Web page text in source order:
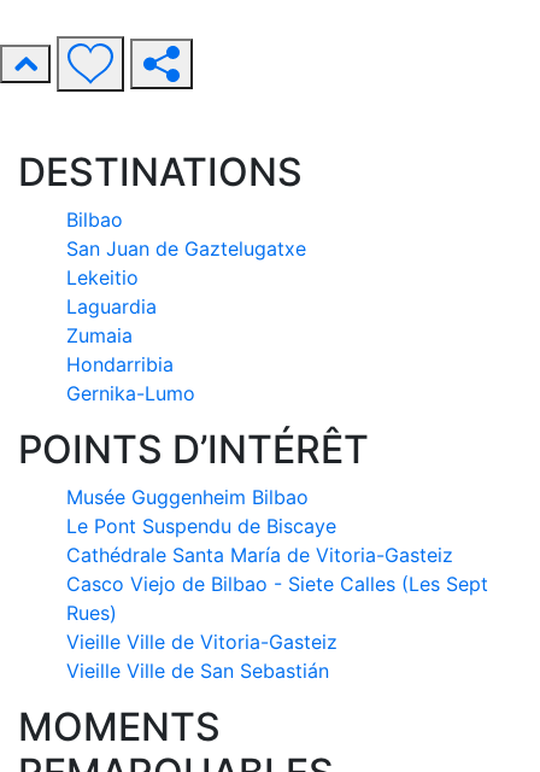
DESTINATIONS
Bilbao
San Juan de Gaztelugatxe
Lekeitio
Laguardia
Zumaia
Hondarribia
Gernika-Lumo
POINTS D’INTÉRÊT
Musée Guggenheim Bilbao
Le Pont Suspendu de Biscaye
Cathédrale Santa María de Vitoria-Gasteiz
Casco Viejo de Bilbao - Siete Calles (Les Sept
Rues)
Vieille Ville de Vitoria-Gasteiz
Vieille Ville de San Sebastián
MOMENTS